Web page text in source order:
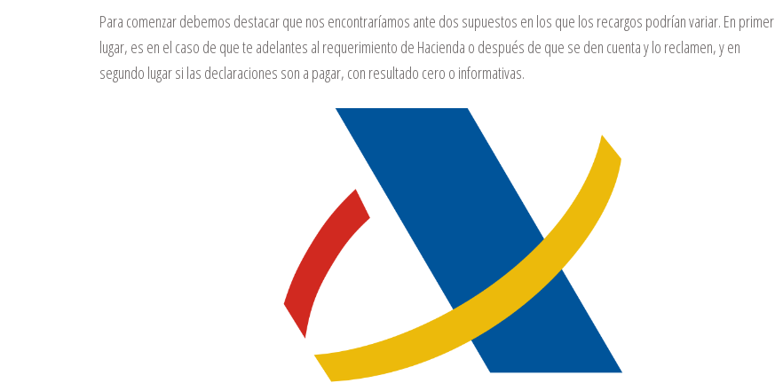
Para comenzar debemos destacar que nos encontraríamos ante dos supuestos en los que los recargos podrían variar. En primer
lugar, es en el caso de que te adelantes al requerimiento de Hacienda o después de que se den cuenta y lo reclamen, y en
segundo lugar si las declaraciones son a pagar, con resultado cero o informativas.